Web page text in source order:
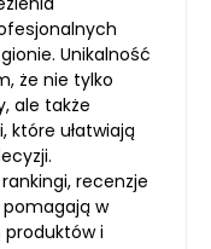
Unikalność
że nie tylko
ale także
ułatwiają
recenzje
w
i